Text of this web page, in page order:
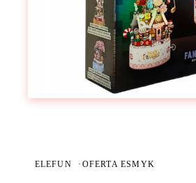
ELEFUN · OFERTA ESMYK